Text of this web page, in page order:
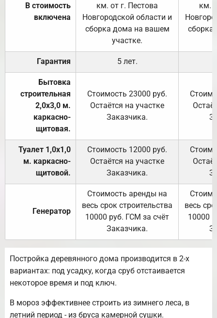
В стоимость
включена
км. от г. Пестова
Новгородской области и
сборка дома на вашем
участке.
км.
Гарантия 5 лет.
Бытовка
строительная
2,0х3,0 м.
каркасно-
щитовая.
Стоимость 23000 руб.
Остаётся на участке
Заказчика.
Туалет 1,0х1,0
м. каркасно-
щитовой.
Стоимость 12000 руб.
Остаётся на участке
Заказчика.
Генератор
Стоимость аренды на
весь срок строительства
10000 руб. ГСМ за счёт
Заказчика.
весь
10000
Постройка деревянного дома производится в 2-х
вариантах: под усадку, когда сруб отстаивается
некоторое время и под ключ.
В мороз эффективнее строить из зимнего леса, в
летний период - из бруса камерной сушки.